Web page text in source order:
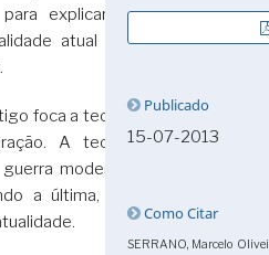
explicar a
atual do
foca a teoria
A teoria
moderna
a última, os
Publicado
15-07-2013
Como Citar
SERRANO, Marcelo